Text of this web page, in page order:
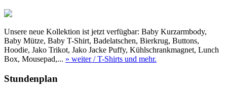
Unsere neue Kollektion ist jetzt verfügbar: Baby Kurzarmbody,
Baby Mütze, Baby T-Shirt, Badelatschen, Bierkrug, Buttons,
Hoodie, Jako Trikot, Jako Jacke Puffy, Kühlschrankmagnet, Lunch
Box, Mousepad,... » weiter/ T-Shirts und mehr.
Stundenplan